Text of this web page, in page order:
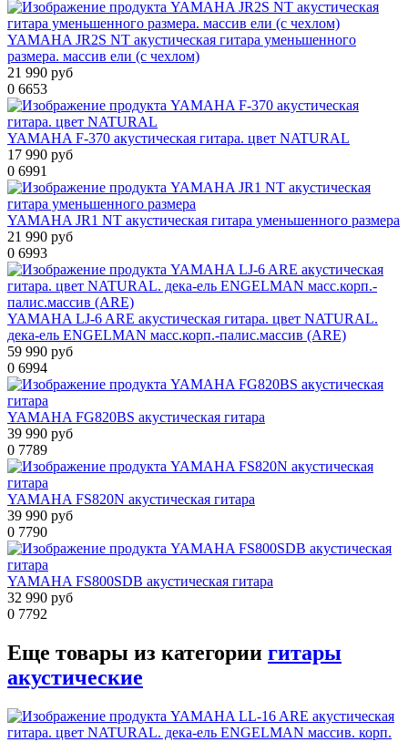
YAMAHA JR2S NT акустическая гитара уменьшенного
размера. массив ели (с чехлом)
21 990 руб
0 6653
YAMAHA F-370 акустическая гитара. цвет NATURAL
17 990 руб
0 6991
YAMAHA JR1 NT акустическая гитара уменьшенного размера
21 990 руб
0 6993
YAMAHA LJ-6 ARE акустическая гитара. цвет NATURAL.
дека-ель ENGELMAN масс.корп.-палис.массив (ARE)
59 990 руб
0 6994
YAMAHA FG820BS акустическая гитара
39 990 руб
0 7789
YAMAHA FS820N акустическая гитара
39 990 руб
0 7790
YAMAHA FS800SDB акустическая гитара
32 990 руб
0 7792
Еще товары из категории гитары
акустические